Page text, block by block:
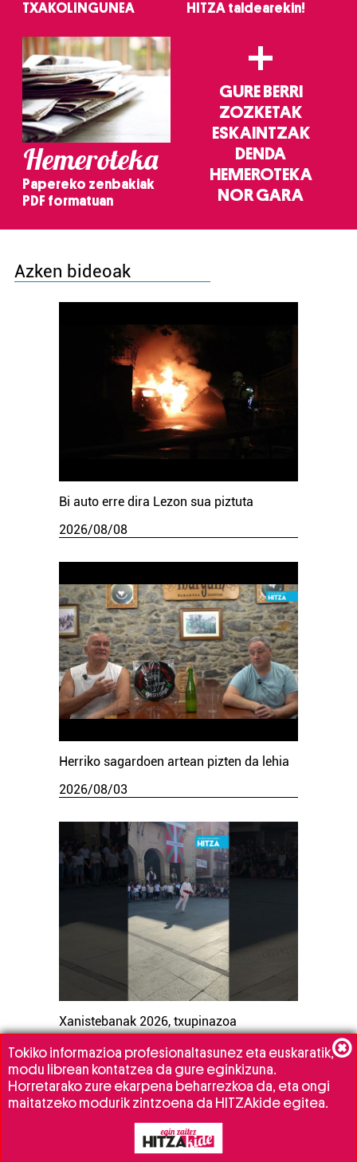
TXAKOLINGUNEA
HITZA taldearekin!
Hemeroteka
Papereko zenbakiak
PDF formatuan
+
GURE BERRI
ZOZKETAK
ESKAINTZAK
DENDA
HEMEROTEKA
NOR GARA
Azken bideoak
Bi auto erre dira Lezon sua piztuta
2026/08/08
Herriko sagardoen artean pizten da lehia
2026/08/03
Xanistebanak 2026, txupinazoa
2026/08/02
Tokiko informazioa profesionaltasunez eta euskaratik,
modu librean kontatzea da gure eginkizuna.
Horretarako zure ekarpena beharrezkoa da, eta ongi
maitatzeko modurik zintzoena da HITZAkide egitea.